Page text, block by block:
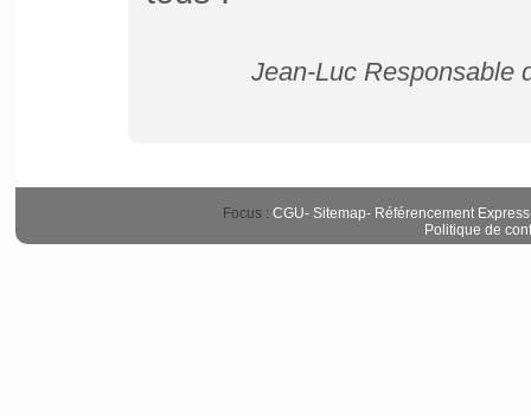
Jean-Luc Responsable
Focus : CGU- Sitemap- Référencement Express
Politique de